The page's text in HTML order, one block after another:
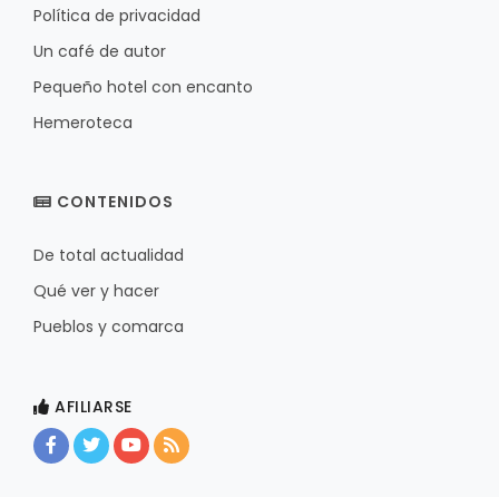
Política de privacidad
Un café de autor
Pequeño hotel con encanto
Hemeroteca
CONTENIDOS
De total actualidad
Qué ver y hacer
Pueblos y comarca
AFILIARSE